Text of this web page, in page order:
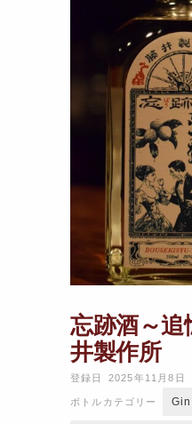
忘跡酒～追
井製作所
登録日 2025年11月8日
ボトルカテゴリー Gin